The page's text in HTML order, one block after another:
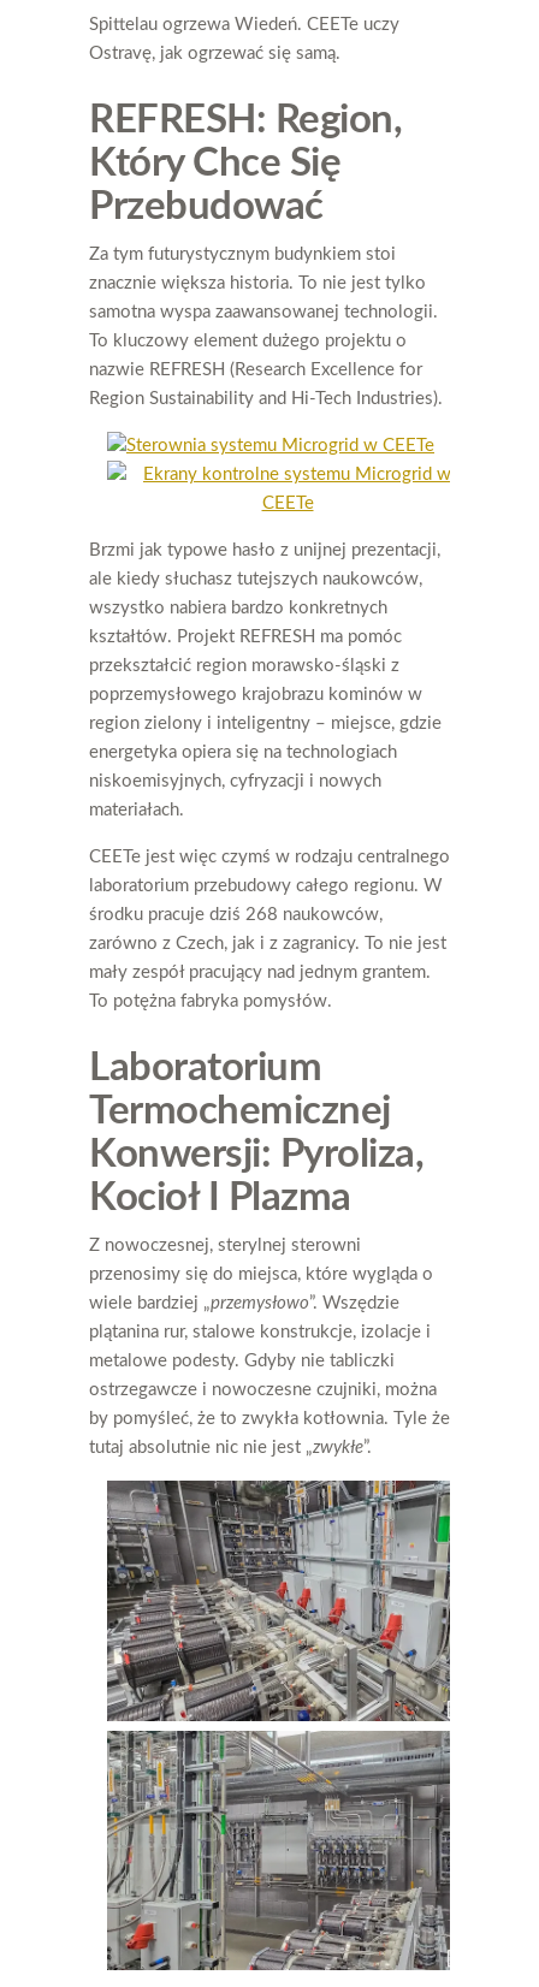
Spittelau ogrzewa Wiedeń. CEETe uczy
Ostravę, jak ogrzewać się samą.
REFRESH: Region,
Który Chce Się
Przebudować
Za tym futurystycznym budynkiem stoi
znacznie większa historia. To nie jest tylko
samotna wyspa zaawansowanej technologii.
To kluczowy element dużego projektu o
nazwie REFRESH (Research Excellence for
Region Sustainability and Hi-Tech Industries).
Brzmi jak typowe hasło z unijnej prezentacji,
ale kiedy słuchasz tutejszych naukowców,
wszystko nabiera bardzo konkretnych
kształtów. Projekt REFRESH ma pomóc
przekształcić region morawsko-śląski z
poprzemysłowego krajobrazu kominów w
region zielony i inteligentny – miejsce, gdzie
energetyka opiera się na technologiach
niskoemisyjnych, cyfryzacji i nowych
materiałach.
CEETe jest więc czymś w rodzaju centralnego
laboratorium przebudowy całego regionu. W
środku pracuje dziś 268 naukowców,
zarówno z Czech, jak i z zagranicy. To nie jest
mały zespół pracujący nad jednym grantem.
To potężna fabryka pomysłów.
Laboratorium
Termochemicznej
Konwersji: Pyroliza,
Kocioł I Plazma
Z nowoczesnej, sterylnej sterowni
przenosimy się do miejsca, które wygląda o
wiele bardziej „przemysłowo”. Wszędzie
plątanina rur, stalowe konstrukcje, izolacje i
metalowe podesty. Gdyby nie tabliczki
ostrzegawcze i nowoczesne czujniki, można
by pomyśleć, że to zwykła kotłownia. Tyle że
tutaj absolutnie nic nie jest „zwykłe”.